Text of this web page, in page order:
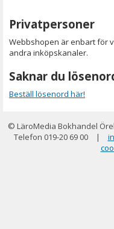
Privatpersoner
Webbshopen är enbart för
andra inköpskanaler.
Saknar du
Beställ lösenord här!
© LäroMedia Bokhandel
Telefon 019-20 69 00
|